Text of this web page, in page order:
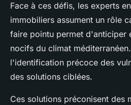
Face à ces défis, les experts
immobiliers assument un rôle
faire pointu permet d'anticiper
nocifs du climat
l'identification précoce des
des solutions ciblées.
Ces solutions préconisent des